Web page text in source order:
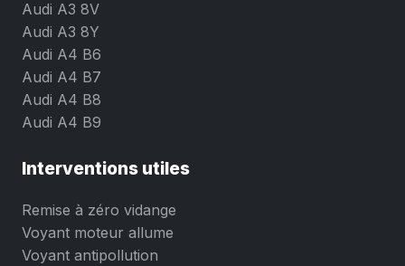
Audi A3 8V
Audi A3 8Y
Audi A4 B6
Audi A4 B7
Audi A4 B8
Audi A4 B9
Interventions utiles
Remise à zéro vidange
Voyant moteur allume
Voyant antipollution